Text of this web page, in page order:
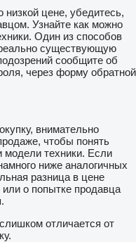
цене, убедитесь,
Узнайте как можно
Один из способов
существующую
сообщите об
через форму обратной
внимательно
чтобы понять
техники. Если
ниже аналогичных
разница в цене
о попытке продавца
отличается от